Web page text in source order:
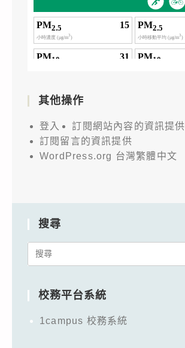
其他操作
登入
訂閱網站內容的資訊提供
訂閱留言的資訊提供
WordPress.org 台灣繁體中文
搜尋
Search
校務平台系統
1campus 校務系統